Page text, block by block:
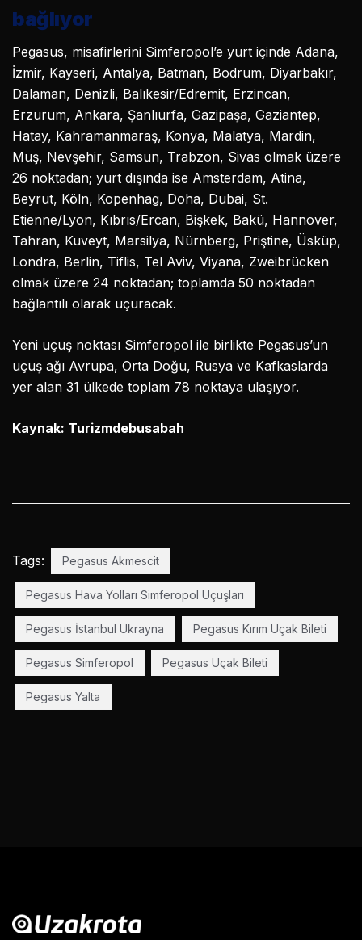
bağlıyor
Pegasus, misafirlerini Simferopol’e yurt içinde Adana,
İzmir, Kayseri, Antalya, Batman, Bodrum, Diyarbakır,
Dalaman, Denizli, Balıkesir/Edremit, Erzincan,
Erzurum, Ankara, Şanlıurfa, Gazipaşa, Gaziantep,
Hatay, Kahramanmaraş, Konya, Malatya, Mardin,
Muş, Nevşehir, Samsun, Trabzon, Sivas olmak üzere
26 noktadan; yurt dışında ise Amsterdam, Atina,
Beyrut, Köln, Kopenhag, Doha, Dubai, St.
Etienne/Lyon, Kıbrıs/Ercan, Bişkek, Bakü, Hannover,
Tahran, Kuveyt, Marsilya, Nürnberg, Priştine, Üsküp,
Londra, Berlin, Tiflis, Tel Aviv, Viyana, Zweibrücken
olmak üzere 24 noktadan; toplamda 50 noktadan
bağlantılı olarak uçuracak.
Yeni uçuş noktası Simferopol ile birlikte Pegasus’un
uçuş ağı Avrupa, Orta Doğu, Rusya ve Kafkaslarda
yer alan 31 ülkede toplam 78 noktaya ulaşıyor.
Kaynak: Turizmdebusabah
Tags: Pegasus Akmescit
Pegasus Hava Yolları Simferopol Uçuşları
Pegasus İstanbul Ukrayna Pegasus Kırım Uçak Bileti
Pegasus Simferopol Pegasus Uçak Bileti
Pegasus Yalta